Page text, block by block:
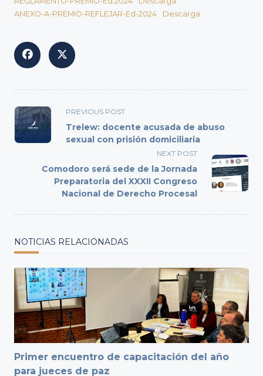
ANEXO-A-PREMIO-REFLEJAR-Ed-2024
Descarga
<span
class="nav-
subtitle
reader-
text">Page</span>
PREVIOUS POST
Trelew: docente acusada de abuso
sexual con prisión domiciliaria
NEXT POST
Comodoro será sede de la Jornada
Preparatoria del XXXII Congreso
Nacional de Derecho Procesal
NOTICIAS RELACIONADAS
Primer encuentro de capacitación del año
para jueces de paz